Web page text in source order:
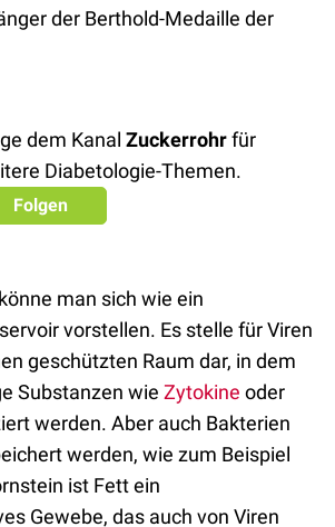
der Berthold-Medaille der
dem Kanal Zuckerrohrfür
Diabetologie-Themen.
Folgen
man sich wie ein
vorstellen. Es stelle für Viren
geschützten Raum dar, in dem
Substanzen wie Zytokine oder
werden. Aber auch Bakterien
werden, wie zum Beispiel
ist Fett ein
Gewebe, das auch von Viren